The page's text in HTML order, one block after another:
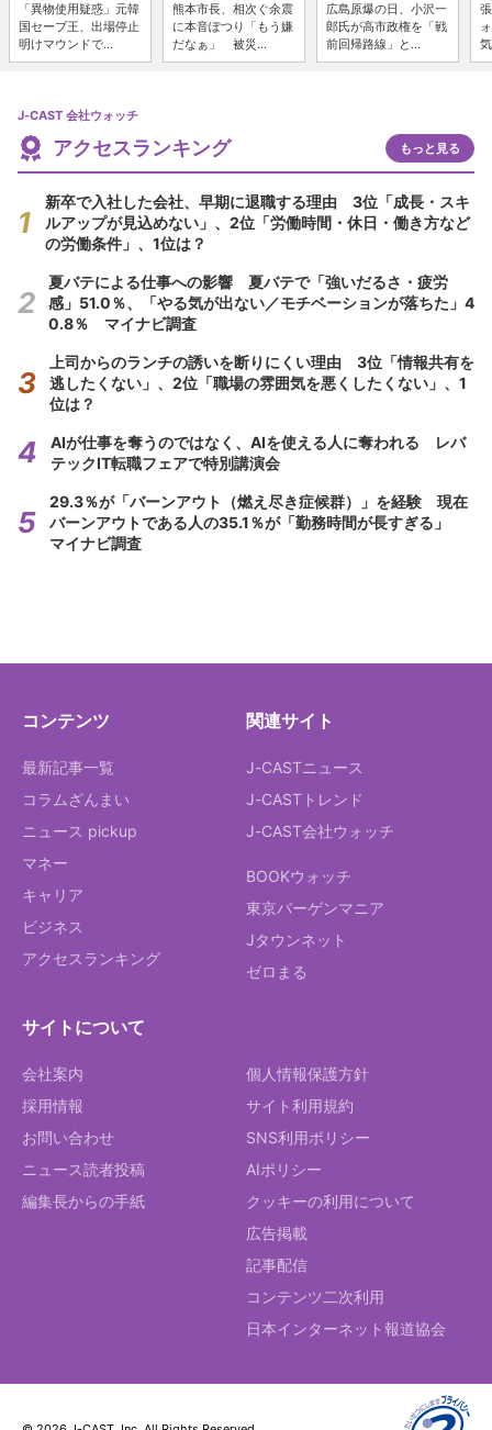
「異物使用疑惑」元韓
国セーブ王、出場停止
明けマウンドで...
熊本市長、相次ぐ余震
に本音ぽつり「もう嫌
だなぁ」 被災...
広島原爆の日、小沢一
郎氏が高市政権を「戦
前回帰路線」と...
J-CAST 会社ウォッチ
アクセスランキング もっと見る
新卒で入社した会社、早期に退職する理由 3位「成長・スキ
ルアップが見込めない」、2位「労働時間・休日・働き方など
の労働条件」、1位は？
夏バテによる仕事への影響 夏バテで「強いだるさ・疲労
感」51.0％、「やる気が出ない／モチベーションが落ちた」4
0.8％ マイナビ調査
上司からのランチの誘いを断りにくい理由 3位「情報共有を
逃したくない」、2位「職場の雰囲気を悪くしたくない」、1
位は？
AIが仕事を奪うのではなく、AIを使える人に奪われる レバ
テックIT転職フェアで特別講演会
29.3％が「バーンアウト（燃え尽き症候群）」を経験 現在
バーンアウトである人の35.1％が「勤務時間が長すぎる」
マイナビ調査
コンテンツ
最新記事一覧
コラムざんまい
ニュース pickup
マネー
キャリア
ビジネス
アクセスランキング
関連サイト
J-CASTニュース
J-CASTトレンド
J-CAST会社ウォッチ
BOOKウォッチ
東京バーゲンマニア
Jタウンネット
ゼロまる
サイトについて
会社案内
採用情報
お問い合わせ
ニュース読者投稿
編集長からの手紙
個人情報保護方針
サイト利用規約
SNS利用ポリシー
AIポリシー
クッキーの利用について
広告掲載
記事配信
コンテンツ二次利用
日本インターネット報道協会